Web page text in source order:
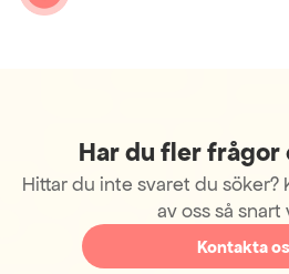
Har du fler frågor
Hittar du inte svaret du söker?
av oss så snart
Kontakta